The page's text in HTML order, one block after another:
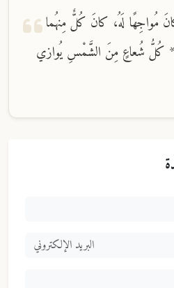
مُواجِهًا لَهُ، كانَ كُلٌّ مِنهُما
* كُلُّ شُعاعٍ مِنَ الشَّمْسِ يُوازي